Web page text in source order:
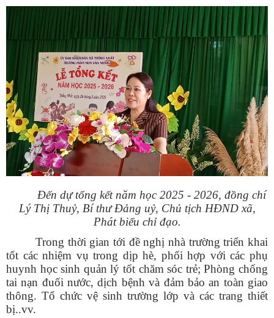
Đến dự tổng kết năm học 2025 - 2026, đồng chí
Lý Thị Thuỷ, Bí thư Đảng uỷ, Chủ tịch HĐND xã,
Phát biểu chỉ đạo.
Trong thời gian tới đề nghị nhà trường triển khai
tốt các nhiệm vụ trong dịp hè, phối hợp với các phụ
huynh học sinh quản lý tốt chăm sóc trẻ; Phòng chống
tai nạn đuối nước, dịch bệnh và đảm bảo an toàn giao
thông. Tổ chức vệ sinh trường lớp và các trang thiết
bị..vv.